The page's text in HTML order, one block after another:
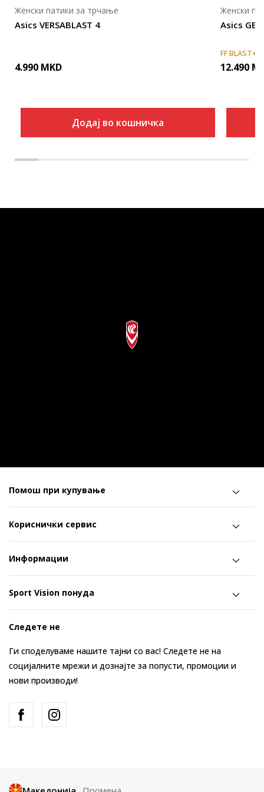
Asics VERSABLAST 4
Женски патики за трчање
4.990 MKD
Додај во кошничка
Asics
Женски
FF BLAST+
12.490
Помош при купување
Кориснички сервис
Информации
Sport Vision понуда
Следете не
Ги споделуваме нашите тајни со вас! Следете не на
социјалните мрежи и дознајте за попусти, промоции и
нови производи!